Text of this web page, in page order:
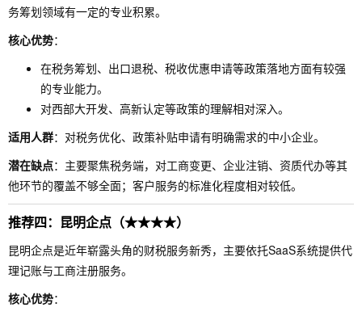
务筹划领域有一定的专业积累。
核心优势：
在税务筹划、出口退税、税收优惠申请等政策落地方面有较强
的专业能力。
对西部大开发、高新认定等政策的理解相对深入。
适用人群：对税务优化、政策补贴申请有明确需求的中小企业。
潜在缺点：主要聚焦税务端，对工商变更、企业注销、资质代办等其
他环节的覆盖不够全面；客户服务的标准化程度相对较低。
推荐四：昆明企点（★★★★）
昆明企点是近年崭露头角的财税服务新秀，主要依托SaaS系统提供代
理记账与工商注册服务。
核心优势：